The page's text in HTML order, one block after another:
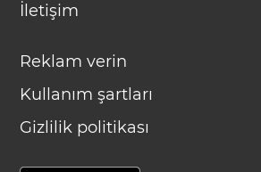
İletişim
Reklam verin
Kullanım şartları
Gizlilik politikası